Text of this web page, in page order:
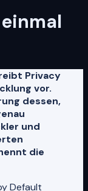
Privacy
vor.
dessen,
und
die
Default